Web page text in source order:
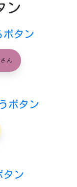
ン
ボタン
ん
ボタン
タン